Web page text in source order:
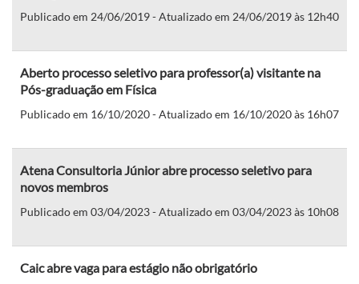
Publicado em 24/06/2019 - Atualizado em 24/06/2019 às 12h40
Aberto processo seletivo para professor(a) visitante na
Pós-graduação em Física
Publicado em 16/10/2020 - Atualizado em 16/10/2020 às 16h07
Atena Consultoria Júnior abre processo seletivo para
novos membros
Publicado em 03/04/2023 - Atualizado em 03/04/2023 às 10h08
Caic abre vaga para estágio não obrigatório